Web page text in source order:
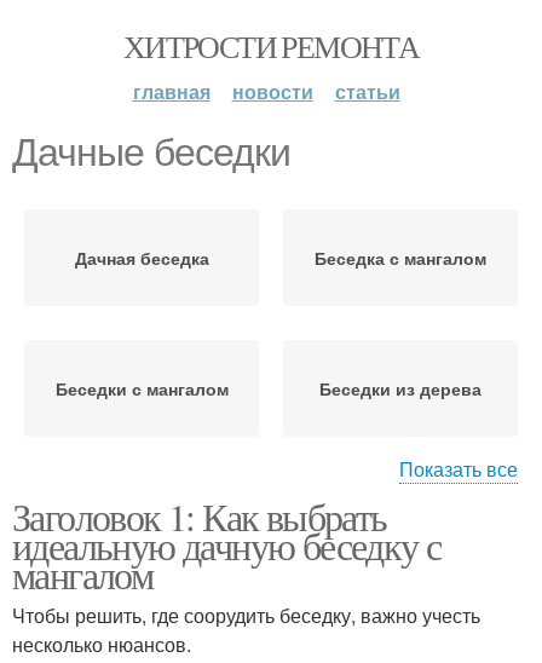
ХИТРОСТИ РЕМОНТА
главная новости статьи
Дачные беседки
Дачная беседка Беседка с мангалом
Беседки с мангалом Беседки из дерева
Беседка из кирпича Кованая беседка
Садовая беседка
Показать все
Заголовок 1: Как выбрать
идеальную дачную беседку с
мангалом
Чтобы решить, где соорудить беседку, важно учесть
несколько нюансов.